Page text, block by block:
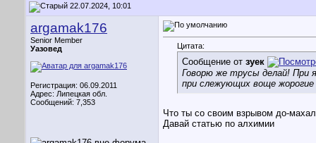
22.07.2024, 10:01
argamak176
Senior Member
Уазовед
Регистрация: 06.09.2011
Адрес: Липецкая обл.
Сообщений: 7,353
Цитата:
Сообщение от зуек
Говорю же трусы делай! При
при слежующих воще
Что ты со своим взрывом до-
Давай статью по алхимии